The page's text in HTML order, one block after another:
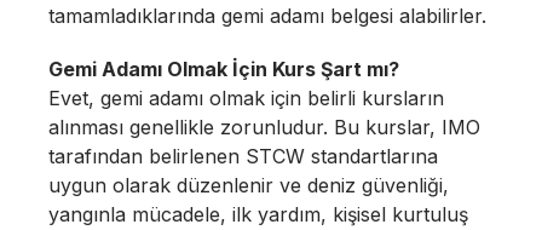
tamamladıklarında gemi adamı belgesi alabilirler.
Gemi Adamı Olmak İçin Kurs Şart mı?
Evet, gemi adamı olmak için belirli kursların
alınması genellikle zorunludur. Bu kurslar, IMO
tarafından belirlenen STCW standartlarına
uygun olarak düzenlenir ve deniz güvenliği,
yangınla mücadele, ilk yardım, kişisel kurtuluş